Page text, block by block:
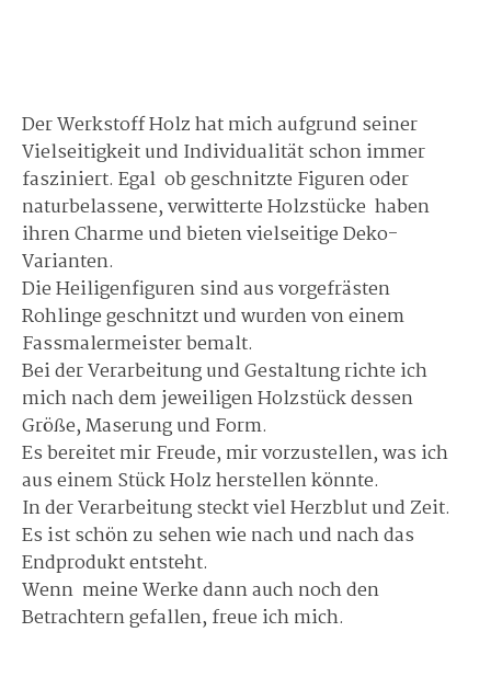
Der Werkstoff Holz hat mich aufgrund seiner
Vielseitigkeit und Individualität schon immer
fasziniert. Egal ob geschnitzte Figuren oder
naturbelassene, verwitterte Holzstücke haben
ihren Charme und bieten vielseitige Deko-
Varianten.
Die Heiligenfiguren sind aus vorgefrästen
Rohlinge geschnitzt und wurden von einem
Fassmalermeister bemalt.
Bei der Verarbeitung und Gestaltung richte ich
mich nach dem jeweiligen Holzstück dessen
Größe, Maserung und Form.
Es bereitet mir Freude, mir vorzustellen, was ich
aus einem Stück Holz herstellen könnte.
In der Verarbeitung steckt viel Herzblut und Zeit.
Es ist schön zu sehen wie nach und nach das
Endprodukt entsteht.
Wenn meine Werke dann auch noch den
Betrachtern gefallen, freue ich mich.